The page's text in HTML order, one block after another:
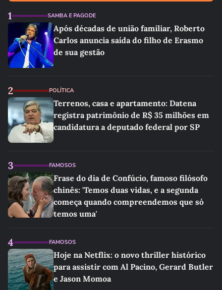
1 SAMBA E PAGODE
Após décadas de união familiar, Roberto
Carlos anuncia saída do filho de Erasmo
de sua gestão
2 POLÍTICA
Terrenos, casa e apartamento: Datena
registra patrimônio de R$ 35 milhões em
candidatura a deputado federal por SP
3 FAMOSOS
Frase do dia de Confúcio, famoso filósofo
chinês: 'Temos duas vidas, e a segunda
começa quando compreendemos que só
temos uma'
4 FAMOSOS
Hoje na Netflix: o novo thriller histórico
para assistir com Al Pacino, Gerard Butler
e Jason Momoa